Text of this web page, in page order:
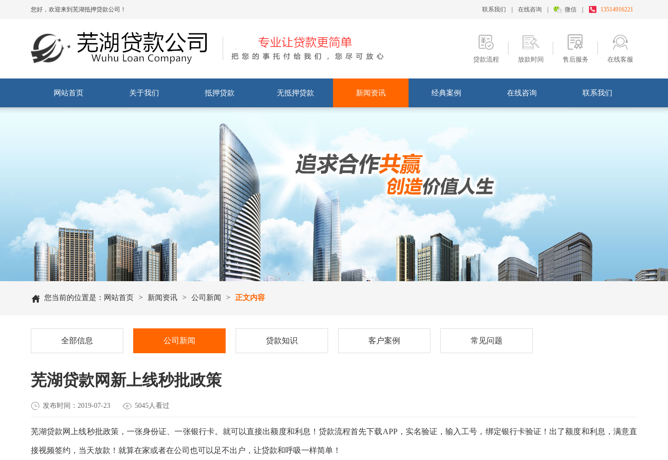
您好，欢迎来到芜湖抵押贷款公司！ 联系我们 在线咨询 微信 13514916221
贷款流程 放款时间 售后服务 在线客服
网站首页 关于我们 抵押贷款 无抵押贷款 新闻资讯 经典案例 在线咨询 联系我们
 您当前的位置是： 网站首页 > 新闻资讯 > 公司新闻 > 正文内容
全部信息 公司新闻 贷款知识 客户案例 常见问题
芜湖贷款网新上线秒批政策
 发布时间：2019-07-23  5045人看过
芜湖贷款网上线秒批政策，一张身份证、一张银行卡。就可以直接出额度和利息！贷款流程首先下载APP，实名验证，输入工号，绑定银行卡验证！出了额度和利息，满意直
接视频签约，当天放款！就算在家或者在公司也可以足不出户，让贷款和呼吸一样简单！